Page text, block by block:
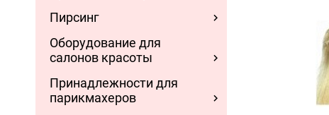
Пирсинг
Оборудование для
салонов красоты
Принадлежности для
парикмахеров